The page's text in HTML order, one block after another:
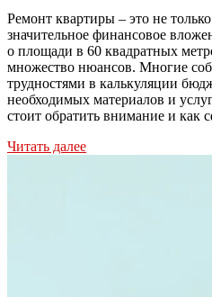
Ремонт квартиры – это не
значительное финансовое
о площади в 60 квадратных
множество нюансов. Многие
трудностями в калькуляции
необходимых материалов и
стоит обратить внимание и как
Читать далее